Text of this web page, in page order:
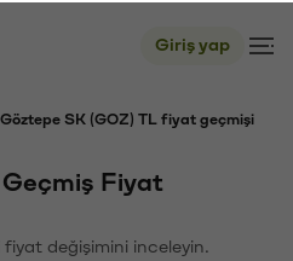
Giriş yap
Göztepe SK (GOZ) TL fiyat geçmişi
Fiyat
değişimini inceleyin.